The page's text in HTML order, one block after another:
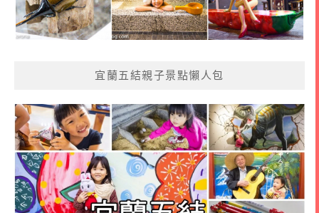
宜蘭五結親子景點懶人包